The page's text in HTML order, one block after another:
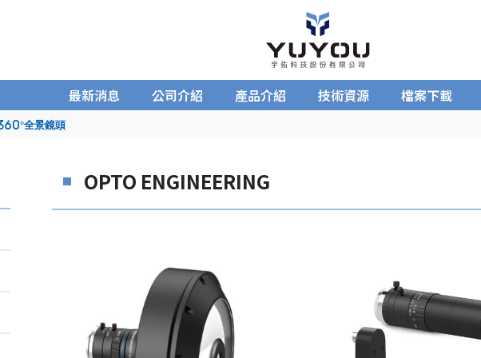
最新消息 公司介紹 產品介紹 技術資源 檔案下載
全景鏡頭
OPTO ENGINEERING